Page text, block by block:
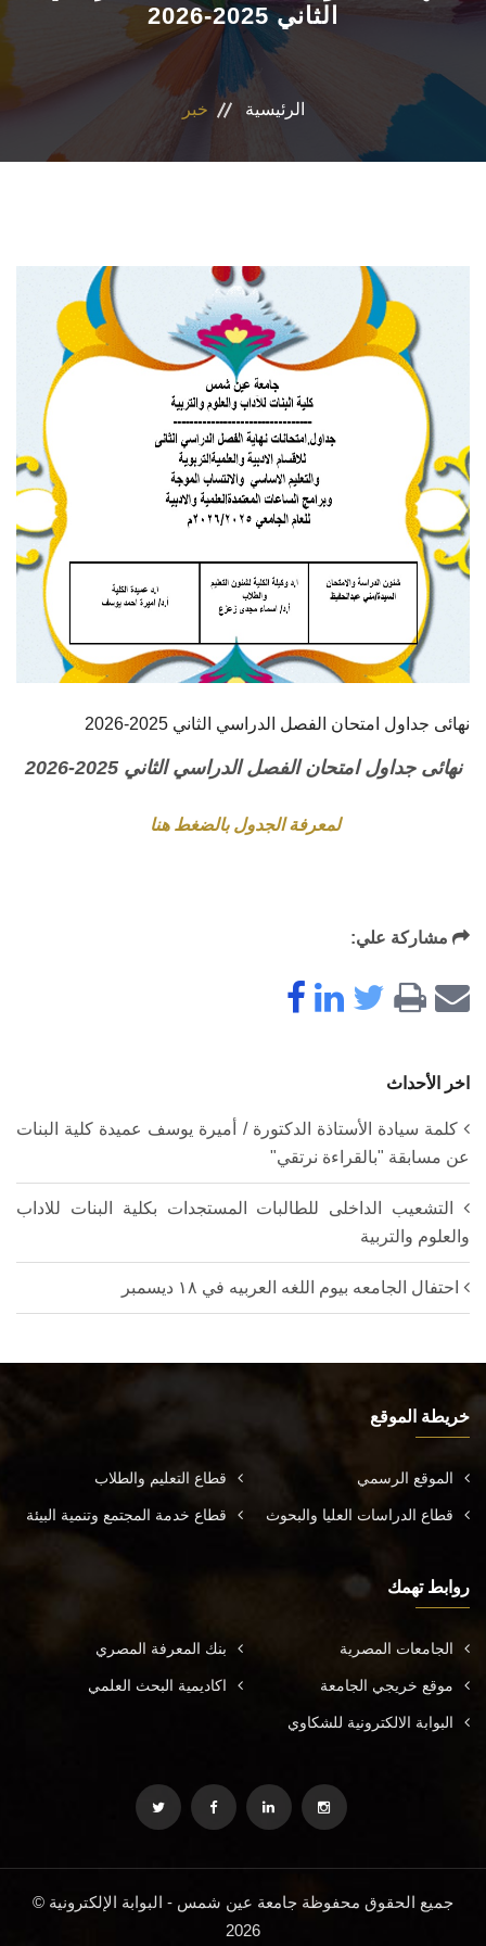
المراكز والوحدات
إقتصاد منزلي
الثاني 2025-2026
الرئيسية خبر
نهائى جداول امتحان الفصل الدراسي الثاني 2025-2026
نهائى جداول امتحان الفصل الدراسي الثاني 2025-2026
لمعرفة الجدول بالضغط هنا
مشاركة علي:
اخر الأحداث
كلمة سيادة الأستاذة الدكتورة / أميرة يوسف عميدة كلية البنات
عن مسابقة "بالقراءة نرتقي"
التشعيب الداخلى للطالبات المستجدات بكلية البنات للاداب
والعلوم والتربية
احتفال الجامعه بيوم اللغه العربيه في ١٨ ديسمبر
خريطة الموقع
الموقع الرسمي قطاع التعليم والطلاب
قطاع الدراسات العليا والبحوث قطاع خدمة المجتمع وتنمية البيئة
روابط تهمك
الجامعات المصرية بنك المعرفة المصري
موقع خريجي الجامعة اكاديمية البحث العلمي
البوابة الالكترونية للشكاوي
جميع الحقوق محفوظة جامعة عين شمس - البوابة الإلكترونية ©
2026